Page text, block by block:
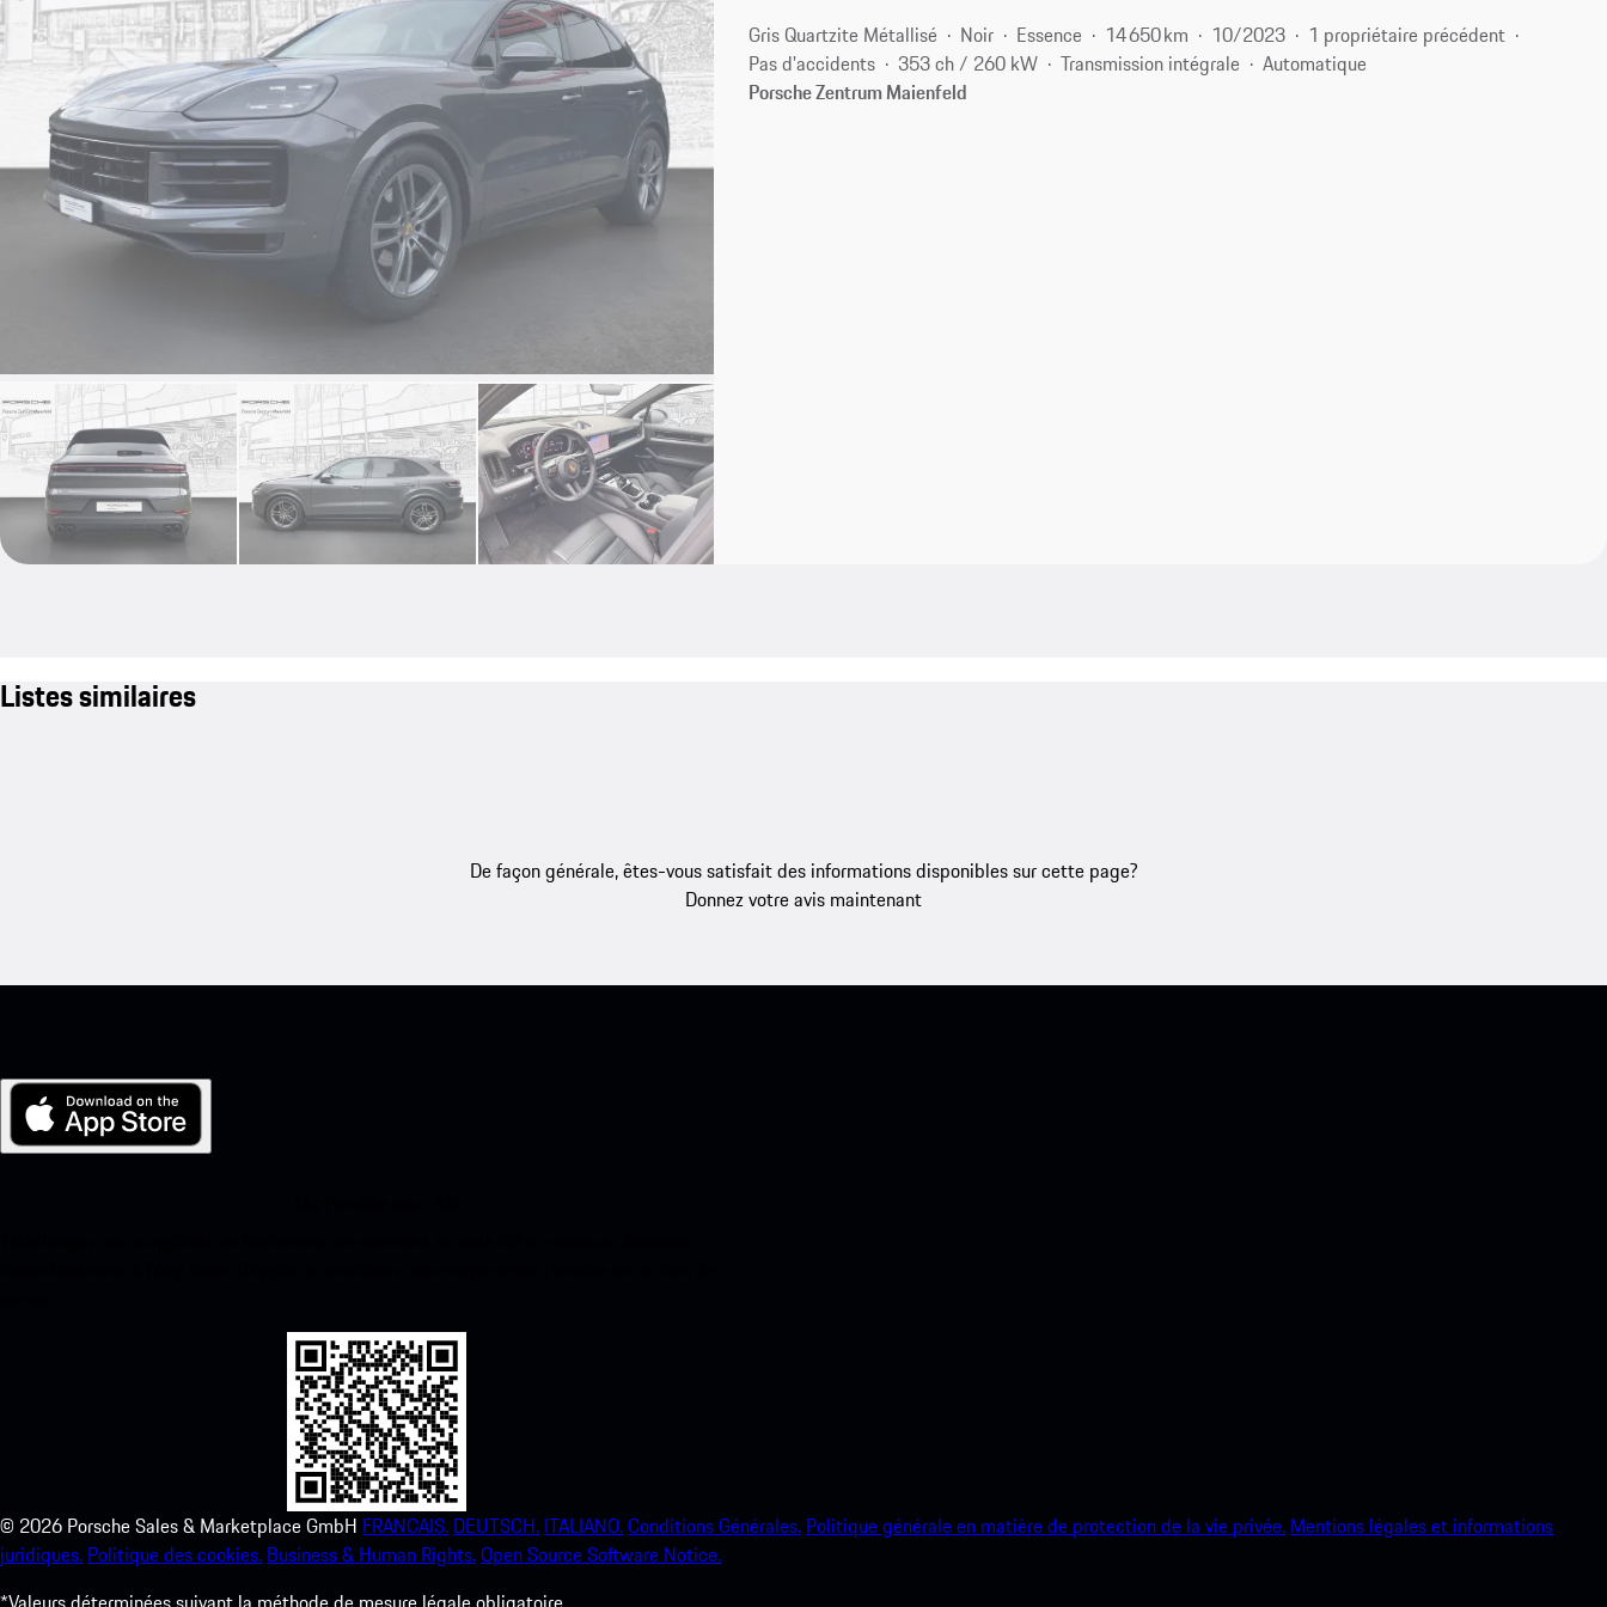
Gris Quartzite Métallisé Noir Essence 14 650 km 10/2023
1 propriétaire précédent
Pas d'accidents
353 ch / 260 kW Transmission intégrale
Automatique
Porsche Zentrum Maienfeld
Listes similaires
De façon générale, êtes-vous satisfait des informations disponibles sur cette page?
Donnez votre avis maintenant
© 2026 Porsche Sales & Marketplace GmbH FRANCAIS. DEUTSCH. ITALIANO.Conditions Générales. Politique générale en matière de protection de la vie privée. Mentions légales et informations
juridiques. Politique des cookies. Business & Human Rights.Open Source Software Notice.